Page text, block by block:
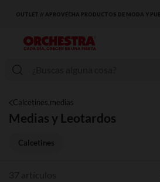
OUTLET // APROVECHA PRODUCTOS DE MODA Y
Calcetines,medias
Medias y Leotardos
Calcetines